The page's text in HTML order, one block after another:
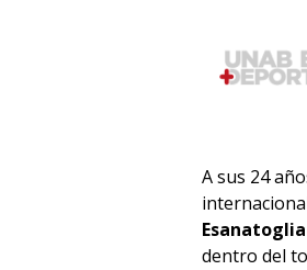
A sus 24
dentro del